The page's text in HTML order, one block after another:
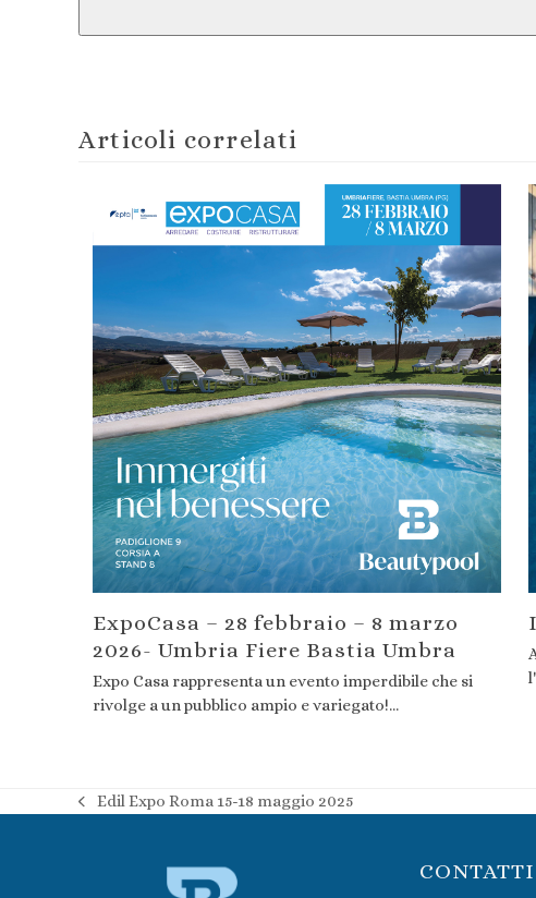
Articoli correlati
ExpoCasa – 28 febbraio – 8 marzo
2026- Umbria Fiere Bastia Umbra
Expo Casa rappresenta un evento imperdibile che si
rivolge a un pubblico ampio e variegato!…
post
Edil Expo Roma 15-18 maggio 2025
CONTATTI